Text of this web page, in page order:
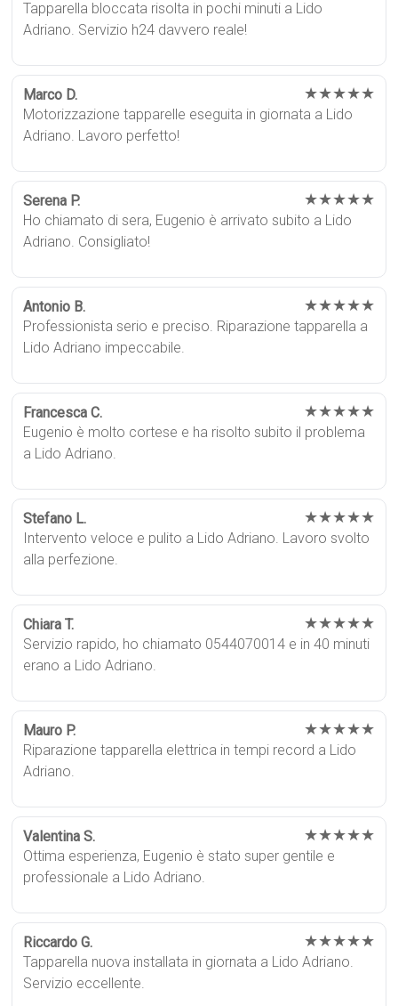
Tapparella bloccata risolta in pochi minuti a Lido
Adriano. Servizio h24 davvero reale!
Marco D. ★★★★★
Motorizzazione tapparelle eseguita in giornata a Lido
Adriano. Lavoro perfetto!
Serena P. ★★★★★
Ho chiamato di sera, Eugenio è arrivato subito a Lido
Adriano. Consigliato!
Antonio B. ★★★★★
Professionista serio e preciso. Riparazione tapparella a
Lido Adriano impeccabile.
Francesca C. ★★★★★
Eugenio è molto cortese e ha risolto subito il problema
a Lido Adriano.
Stefano L. ★★★★★
Intervento veloce e pulito a Lido Adriano. Lavoro svolto
alla perfezione.
Chiara T. ★★★★★
Servizio rapido, ho chiamato 0544070014 e in 40 minuti
erano a Lido Adriano.
Mauro P. ★★★★★
Riparazione tapparella elettrica in tempi record a Lido
Adriano.
Valentina S. ★★★★★
Ottima esperienza, Eugenio è stato super gentile e
professionale a Lido Adriano.
Riccardo G. ★★★★★
Tapparella nuova installata in giornata a Lido Adriano.
Servizio eccellente.